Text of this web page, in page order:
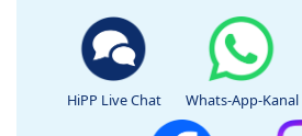
HiPP Live Chat Whats-App-Kanal